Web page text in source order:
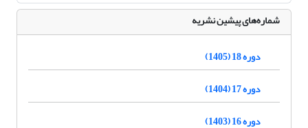
شماره‌های پیشین نشریه
دوره 18 (1405)
دوره 17 (1404)
دوره 16 (1403)